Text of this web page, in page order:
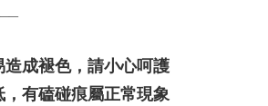
成褪色，請小心呵護
有磕碰痕屬正常現象